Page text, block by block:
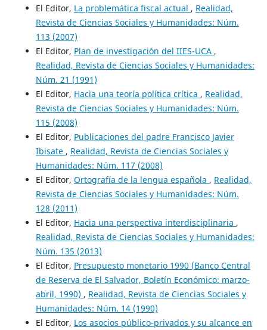
El Editor, La problemática fiscal actual , Realidad,
Revista de Ciencias Sociales y Humanidades: Núm.
113 (2007)
El Editor, Plan de investigación del IIES-UCA ,
Realidad, Revista de Ciencias Sociales y Humanidades:
Núm. 21 (1991)
El Editor, Hacia una teoría política crítica , Realidad,
Revista de Ciencias Sociales y Humanidades: Núm.
115 (2008)
El Editor, Publicaciones del padre Francisco Javier
Ibisate , Realidad, Revista de Ciencias Sociales y
Humanidades: Núm. 117 (2008)
El Editor, Ortografía de la lengua española , Realidad,
Revista de Ciencias Sociales y Humanidades: Núm.
128 (2011)
El Editor, Hacia una perspectiva interdisciplinaria ,
Realidad, Revista de Ciencias Sociales y Humanidades:
Núm. 135 (2013)
El Editor, Presupuesto monetario 1990 (Banco Central
de Reserva de El Salvador, Boletín Económico: marzo-
abril, 1990) , Realidad, Revista de Ciencias Sociales y
Humanidades: Núm. 14 (1990)
El Editor, Los asocios público-privados y su alcance en